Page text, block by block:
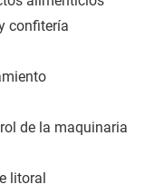
confitería
de la maquinaria
litoral